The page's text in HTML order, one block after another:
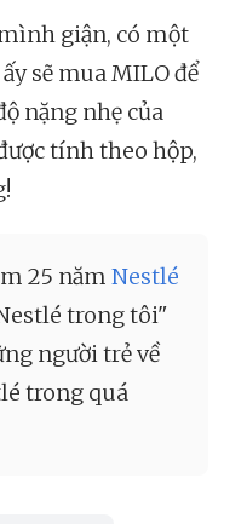
giận, có một
sẽ mua MILO để
nặng nhẹ của
tính theo hộp,
25 năm Nestlé
trong tôi"
người trẻ về
trong quá